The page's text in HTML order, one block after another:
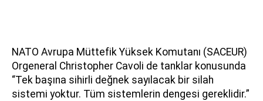
NATO Avrupa Müttefik Yüksek Komutanı (SACEUR)
Orgeneral Christopher Cavoli de tanklar konusunda
“Tek başına sihirli değnek sayılacak bir silah
sistemi yoktur. Tüm sistemlerin dengesi gereklidir.”